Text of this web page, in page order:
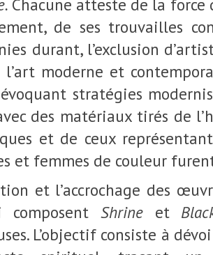
Chacune atteste de la
de ses trouvailles
durant, l’exclusion
l’art moderne et
stratégies
des matériaux tirés de
et de ceux
et femmes de couleur
et l’accrochage des
composent Shrine et
L’objectif consiste à